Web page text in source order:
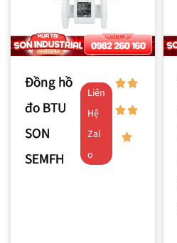
Đồng hồ
đo BTU
SON
SEMFH
Liên
Hệ
Zal
o